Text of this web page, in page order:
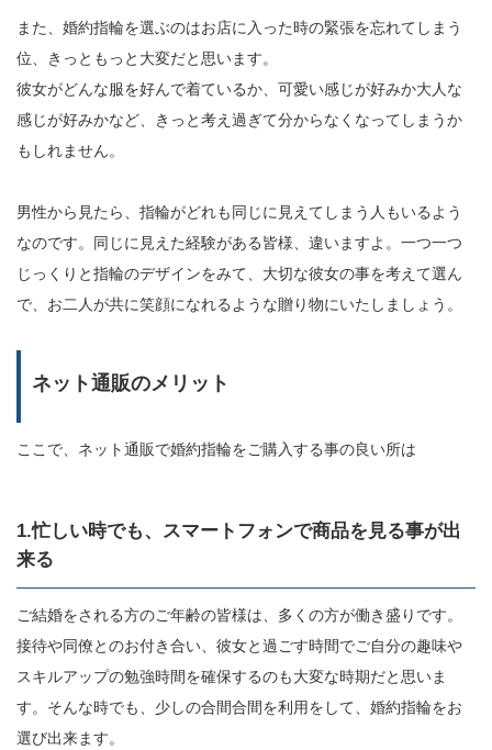
また、婚約指輪を選ぶのはお店に入った時の緊張を忘れてしまう
位、きっともっと大変だと思います。
彼女がどんな服を好んで着ているか、可愛い感じが好みか大人な
感じが好みかなど、きっと考え過ぎて分からなくなってしまうか
もしれません。
男性から見たら、指輪がどれも同じに見えてしまう人もいるよう
なのです。同じに見えた経験がある皆様、違いますよ。一つ一つ
じっくりと指輪のデザインをみて、大切な彼女の事を考えて選ん
で、お二人が共に笑顔になれるような贈り物にいたしましょう。
ネット通販のメリット
ここで、ネット通販で婚約指輪をご購入する事の良い所は
1.忙しい時でも、スマートフォンで商品を見る事が出
来る
ご結婚をされる方のご年齢の皆様は、多くの方が働き盛りです。
接待や同僚とのお付き合い、彼女と過ごす時間でご自分の趣味や
スキルアップの勉強時間を確保するのも大変な時期だと思いま
す。そんな時でも、少しの合間合間を利用をして、婚約指輪をお
選び出来ます。